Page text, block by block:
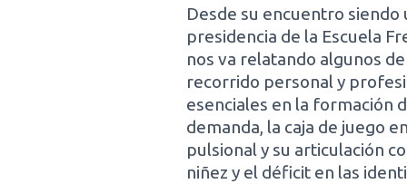
Desde su encuentro
presidencia de la Escuela
nos va relatando algunos
recorrido personal y
esenciales en la formación
demanda, la caja de juego
pulsional y su articulación
niñez y el déficit en las